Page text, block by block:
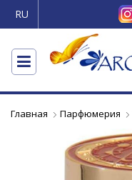
RU
Главная Парфюмерия